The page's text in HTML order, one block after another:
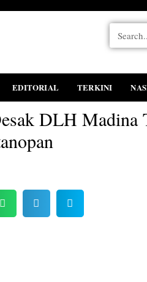
EDITORIAL TERKINI
DLH Madina